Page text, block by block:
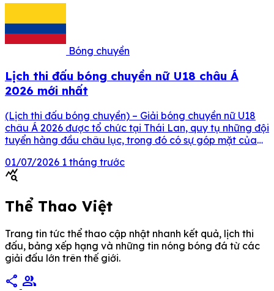
Bóng chuyền
Lịch thi đấu bóng chuyền nữ U18 châu Á
2026 mới nhất
(Lịch thi đấu bóng chuyền) – Giải bóng chuyền nữ U18
châu Á 2026 được tổ chức tại Thái Lan, quy tụ những đội
tuyển hàng đầu châu lục, trong đó có sự góp mặt của
ĐỊCH U18 BÓNG CHUYỀN NỮ CHÂU Á 2026 […]
01/07/2026 1 tháng trước
query_stats
Thể Thao Việt
Trang tin tức thể thao cập nhật nhanh kết quả, lịch thi
đấu, bảng xếp hạng và những tin nóng bóng đá từ các
giải đấu lớn trên thế giới.
share group